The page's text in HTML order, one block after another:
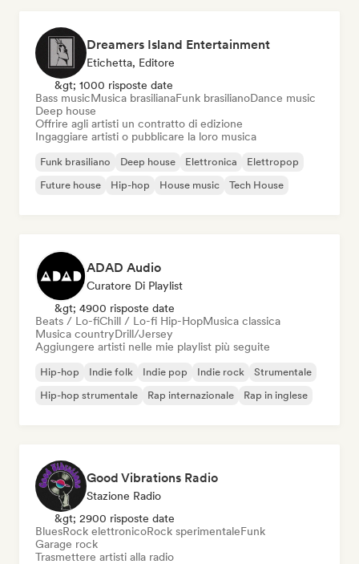
Dreamers Island Entertainment
Etichetta, Editore
&gt; 1000 risposte date
Bass musicMusica brasilianaFunk brasilianoDance music
Deep house
Offrire agli artisti un contratto di edizione
Ingaggiare artisti o pubblicare la loro musica
Funk brasiliano Deep house Elettronica
Elettropop
Future house
Hip-hop House music Tech House
ADAD Audio
Curatore Di Playlist
&gt; 4900 risposte date
Beats / Lo-fiChill / Lo-fi Hip-HopMusica classica
Musica countryDrill/Jersey
Aggiungere artisti nelle mie playlist più seguite
Hip-hop Indie folk Indie pop Indie rock
Strumentale
Hip-hop strumentale
Rap internazionale Rap in inglese
Good Vibrations Radio
Stazione Radio
&gt; 2900 risposte date
BluesRock elettronicoRock sperimentaleFunk
Garage rock
Trasmettere artisti alla radio